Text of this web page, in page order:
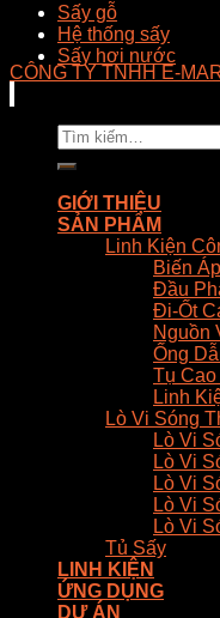
Sấy gỗ
Hệ thống sấy
Sấy hơi nước
CÔNG TY TNHH E-
Tìm
kiếm:
GIỚI THIỆU
SẢN PHẨM
Linh Kiện
Biến
Đầu
Đi-Ốt
Nguồn
Ống
Tụ Cao
Linh
Lò Vi Sóng
Lò Vi
Lò Vi
Lò Vi
Lò Vi
Lò Vi
Tủ Sấy
LINH KIỆN
ỨNG DỤNG
DỰ ÁN